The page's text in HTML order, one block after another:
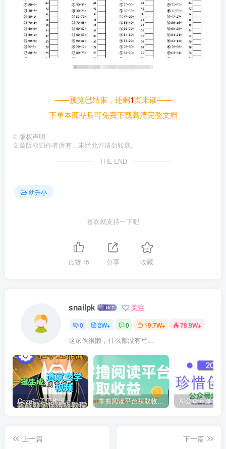
——预览已结束，还剩1页未读——
下单本商品后可免费下载高清完整文档
© 版权声明
文章版权归作者所有，未经允许请勿转载。
THE END
幼升小
喜欢就支持一下吧
点赞15 分享 收藏
snailpk 关注
0 2W+ 0 19.7W+ 78.9W+
这家伙很懒，什么都没有写...
Coze扣子工作流一键生成道家玄学短视频，实战保姆级教程 零撸阅读平台获取收益，最新无门槛平台，一部手机即可操作，单日收益50-3张【揭秘】
上一篇
下一篇